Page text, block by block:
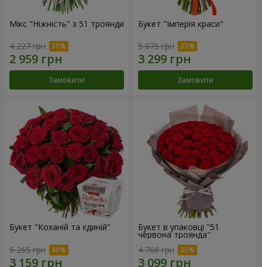
Мікс "Ніжність" з 51 троянди
4 227 грн
Замовити
Букет "Імперія краси"
5 075 грн
Замовити
Букет "Коханій та єдиній"
5 265 грн
Букет в упаковці "51
червона троянда"
4 768 грн